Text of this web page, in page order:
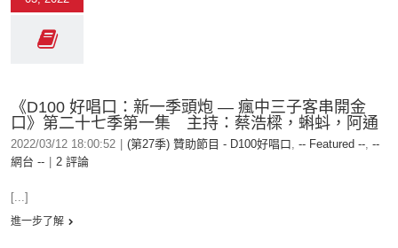
《D100 好唱口：新一季頭炮 — 瘋中三子客串開金
口》第二十七季第一集 主持：蔡浩樑，蝌蚪，阿通
2022/03/12 18:00:52 (第27季) 贊助節目 - D100好唱口, -- Featured --, --
網台 --
2 評論
[...]
進一步了解